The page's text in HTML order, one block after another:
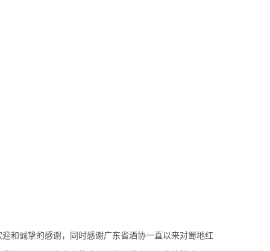
和诚挚的感谢，同时感谢广东省酒协一直以来对蜀地红